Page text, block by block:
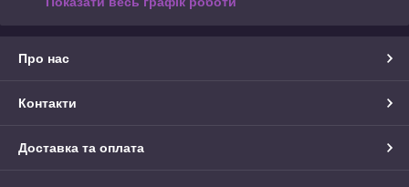
Про нас
Контакти
Доставка та оплата